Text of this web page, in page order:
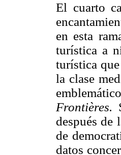
El cuarto
en esta
turística a
turística
la clase
Frontières.
después
de
datos